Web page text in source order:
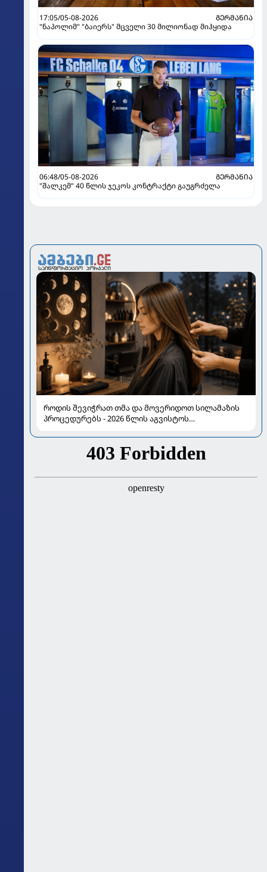
17:05/05-08-2026
ᲒᲔᲠᲛᲐᲜᲘᲐ
"ნაპოლიმ" "ბაიერს" მცველი 30 მილიონად მიჰყიდა
06:48/05-08-2026
ᲒᲔᲠᲛᲐᲜᲘᲐ
"შალკემ" 40 წლის ჯეკოს კონტრაქტი გაუგრძელა
როდის შევიჭრათ თმა და მოვერიდოთ სილამაზის
პროცედურებს - 2026 წლის აგვისტოს